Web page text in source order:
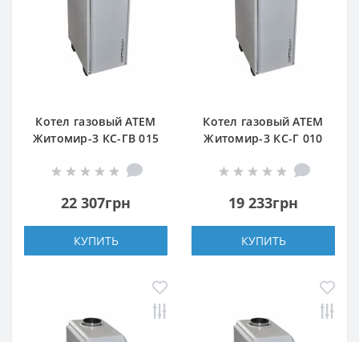
Котел газовый АТЕМ
Житомир-3 КС-ГВ 015
22 307грн
КУПИТЬ
Котел газовый АТЕМ
Житомир-3 КС-Г 010
19 233грн
КУПИТЬ